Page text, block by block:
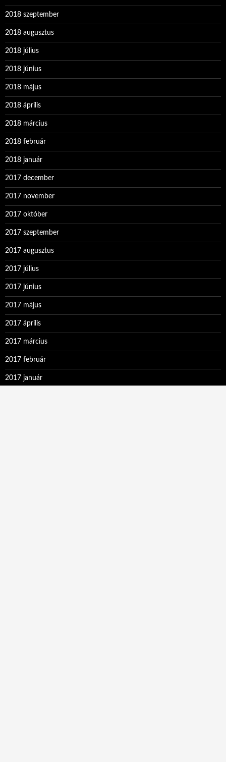
2018 szeptember
2018 augusztus
2018 július
2018 június
2018 május
2018 április
2018 március
2018 február
2018 január
2017 december
2017 november
2017 október
2017 szeptember
2017 augusztus
2017 július
2017 június
2017 május
2017 április
2017 március
2017 február
2017 január